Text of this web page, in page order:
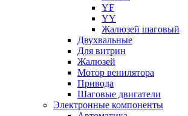
YF
YY
Жалюзей шаговый
Двухвальные
Для витрин
Жалюзей
Мотор венилятора
Привода
Шаговые двигатели
Электронные компоненты